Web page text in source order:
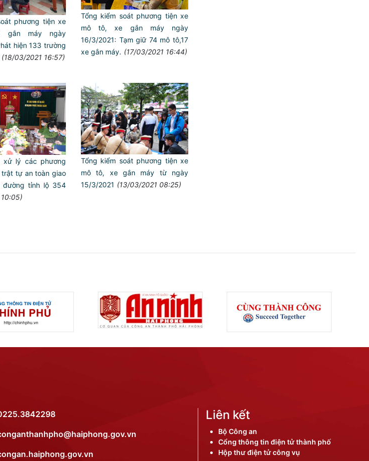
phương tiện xe
gắn máy ngày
hiện 133 trường
(18/03/2021 16:57)
Tổng kiểm soát phương tiện xe
mô tô, xe gắn máy ngày
16/3/2021: Tạm giữ 74 mô tô,17
xe gắn máy. (17/03/2021 16:44)
xử lý các phương
tự an toàn giao
đường tỉnh lộ 354
Tổng kiểm soát phương tiện xe
mô tô, xe gắn máy từ ngày
15/3/2021 (13/03/2021 08:25)
Liên kết
Bộ Công an
Cổng thông tin điện tử thành phố
Hộp thư điện tử công vụ